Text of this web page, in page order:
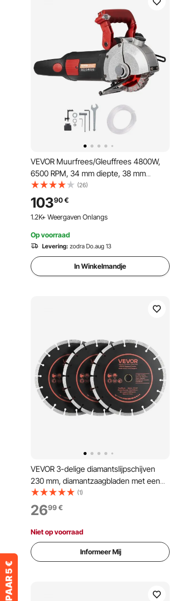
VEVOR Muurfrees/Gleuffrees 4800W,
6500 RPM, 34 mm diepte, 38 mm
breedte, elektrische groefmachine
54x20x24 cm met 5 x 125 mm
zaagbladen, ideaal voor bouwplaatsen
(26)
10390€
1.2K+ Weergaven Onlangs
Op voorraad
Levering: zodra Do.aug 13
In Winkelmandje
VEVOR 3-delige diamantslijpschijven
230 mm, diamantzaagbladen met een
boring van 22,2 mm en een
segmenthoogte van 10 mm, max. 5500
tpm diamantslijpschijven voor droog/nat
zagen, slijpschijf voor beton,
metselwerk en steen.
(1)
2699€
Niet op voorraad
Informeer Mij